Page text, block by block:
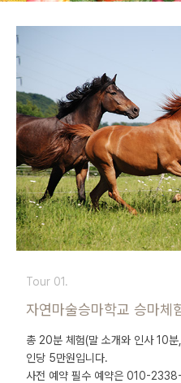
Tour 01.
자연마술승마학교 승마체
총 20분 체험(말 소개와 인사 10
인당 5만원입니다.
사전 예약 필수 예약은 010-